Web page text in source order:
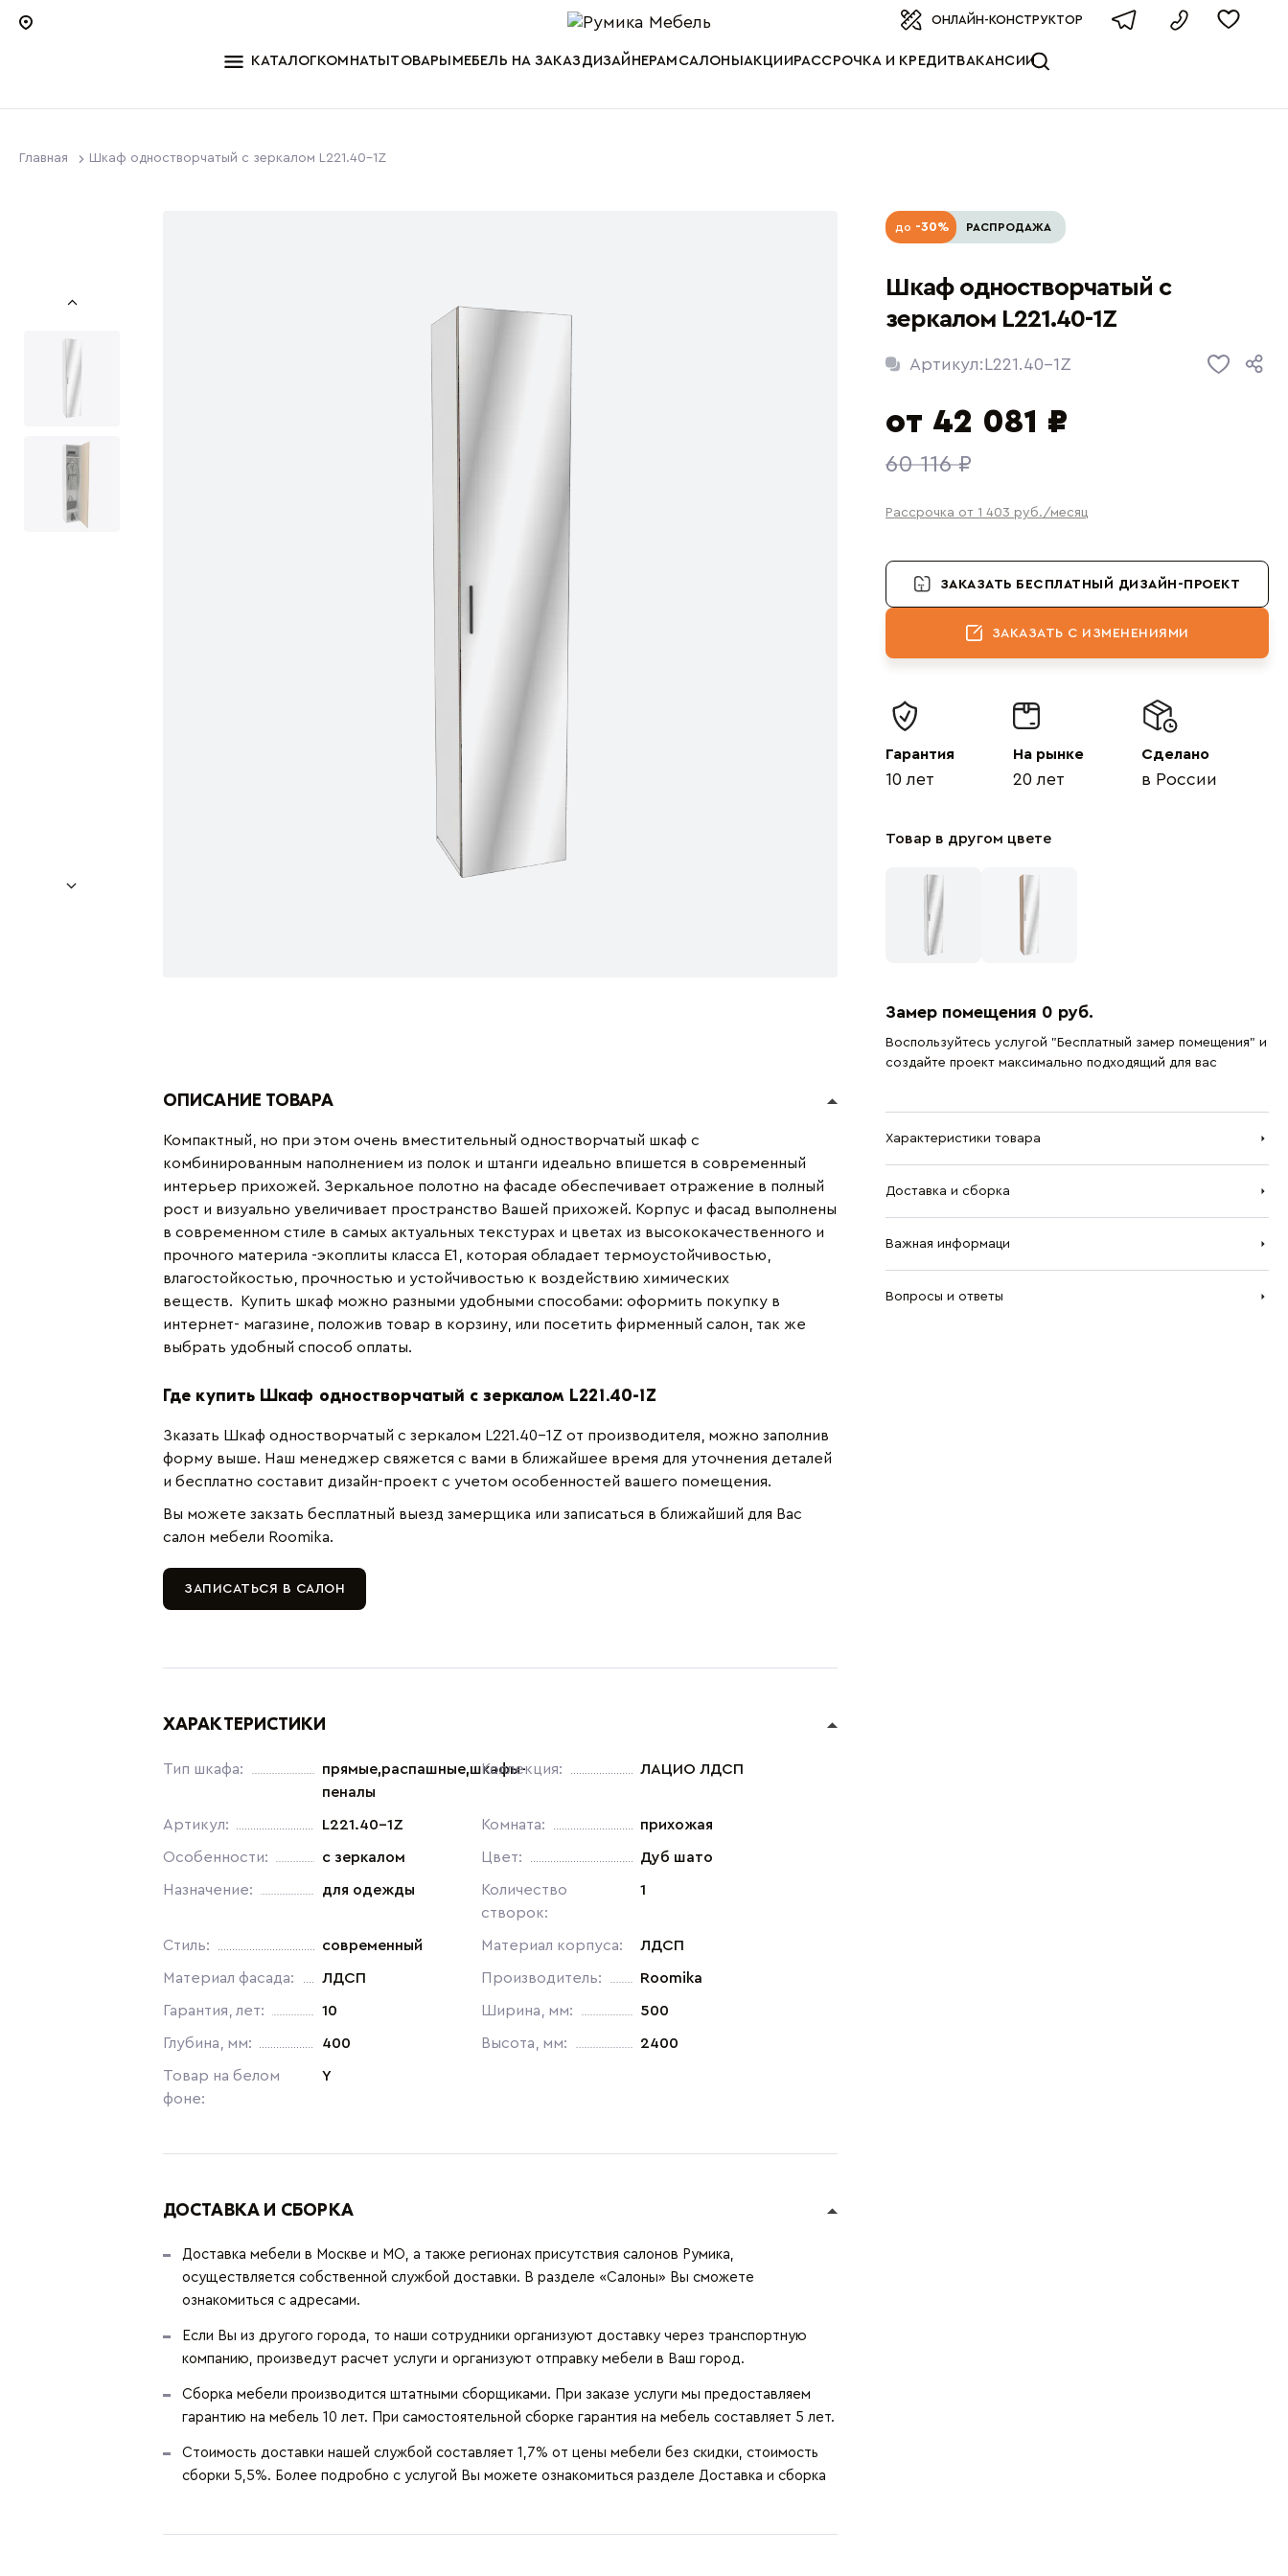
Мебель от производителяОНЛАЙН-КОНСТРУКТОР
КАТАЛОГ КОМНАТЫ ТОВАРЫ МЕБЕЛЬ НА ЗАКАЗ ДИЗАЙНЕРАМ САЛОНЫ АКЦИИ РАССРОЧКА И КРЕДИТ ВАКАНСИИ
Главная Шкаф одностворчатый с зеркалом L221.40-1Z
ОПИСАНИЕ ТОВАРА
Компактный, но при этом очень вместительный одностворчатый шкаф с
комбинированным наполнением из полок и штанги идеально впишется в современный
интерьер прихожей. Зеркальное полотно на фасаде обеспечивает отражение в полный
рост и визуально увеличивает пространство Вашей прихожей. Корпус и фасад выполнены
в современном стиле в самых актуальных текстурах и цветах из высококачественного и
прочного материла -экоплиты класса Е1, которая обладает термоустойчивостью,
влагостойкостью, прочностью и устойчивостью к воздействию химических
веществ. Купить шкаф можно разными удобными способами: оформить покупку в
интернет- магазине, положив товар в корзину, или посетить фирменный салон, так же
выбрать удобный способ оплаты.
Где купить Шкаф одностворчатый с зеркалом L221.40-1Z
Зказать Шкаф одностворчатый с зеркалом L221.40-1Z от производителя, можно заполнив
форму выше. Наш менеджер свяжется с вами в ближайшее время для уточнения деталей
и бесплатно составит дизайн-проект с учетом особенностей вашего помещения.
Вы можете закзать бесплатный выезд замерщика или записаться в ближайший для Вас
салон мебели Roomika.
ЗАПИСАТЬСЯ В САЛОН
ХАРАКТЕРИСТИКИ
Тип шкафа:
прямые,распашные,шкафы-
пеналы
Коллекция: ЛАЦИО ЛДСП
Артикул: L221.40-1Z Комната: прихожая
Особенности: с зеркалом Цвет: Дуб шато
Назначение: для одежды
Количество
створок:
1
Стиль: современный Материал корпуса: ЛДСП
Материал фасада: ЛДСП Производитель: Roomika
Гарантия, лет: 10 Ширина, мм: 500
Глубина, мм: 400 Высота, мм: 2400
Товар на белом
фоне:
Y
ДОСТАВКА И СБОРКА
Доставка мебели в Москве и МО, а также регионах присутствия салонов Румика,
осуществляется собственной службой доставки. В разделе «Салоны» Вы сможете
ознакомиться с адресами.
Если Вы из другого города, то наши сотрудники организуют доставку через транспортную
компанию, произведут расчет услуги и организуют отправку мебели в Ваш город.
Сборка мебели производится штатными сборщиками. При заказе услуги мы предоставляем
гарантию на мебель 10 лет. При самостоятельной сборке гарантия на мебель составляет 5 лет.
Стоимость доставки нашей службой составляет 1,7% от цены мебели без скидки, стоимость
сборки 5,5%. Более подробно с услугой Вы можете ознакомиться разделе Доставка и сборка
до -30% РАСПРОДАЖА
Шкаф одностворчатый с
зеркалом L221.40-1Z
Артикул:L221.40-1Z
от 42 081 ₽
60 116 ₽
Рассрочка от 1 403 руб./месяц
ЗАКАЗАТЬ БЕСПЛАТНЫЙ ДИЗАЙН-ПРОЕКТ
ЗАКАЗАТЬ С ИЗМЕНЕНИЯМИ
Гарантия
10 лет
На рынке
20 лет
Сделано
в России
Товар в другом цвете
Замер помещения 0 руб.
Воспользуйтесь услугой "Бесплатный замер помещения" и
создайте проект максимально подходящий для вас
Характеристики товара
Доставка и сборка
Важная информаци
Вопросы и ответы